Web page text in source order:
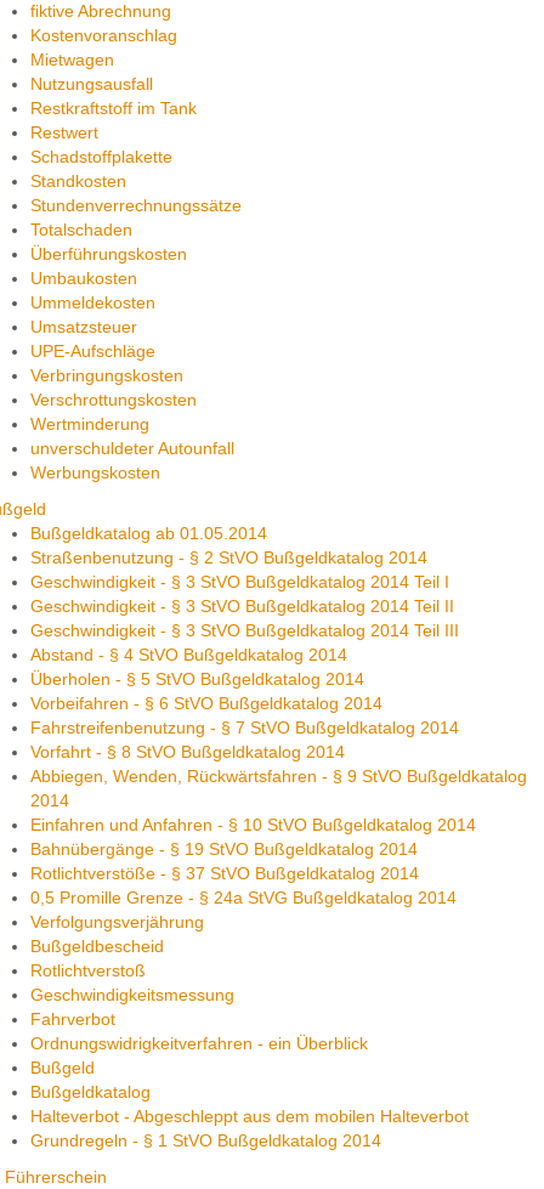
fiktive Abrechnung
Kostenvoranschlag
Mietwagen
Nutzungsausfall
Restkraftstoff im Tank
Restwert
Schadstoffplakette
Standkosten
Stundenverrechnungssätze
Totalschaden
Überführungskosten
Umbaukosten
Ummeldekosten
Umsatzsteuer
UPE-Aufschläge
Verbringungskosten
Verschrottungskosten
Wertminderung
unverschuldeter Autounfall
Werbungskosten
Bußgeldkatalog ab 01.05.2014
Straßenbenutzung - § 2 StVO Bußgeldkatalog 2014
Geschwindigkeit - § 3 StVO Bußgeldkatalog 2014 Teil I
Geschwindigkeit - § 3 StVO Bußgeldkatalog 2014 Teil II
Geschwindigkeit - § 3 StVO Bußgeldkatalog 2014 Teil III
Abstand - § 4 StVO Bußgeldkatalog 2014
Überholen - § 5 StVO Bußgeldkatalog 2014
Vorbeifahren - § 6 StVO Bußgeldkatalog 2014
Fahrstreifenbenutzung - § 7 StVO Bußgeldkatalog 2014
Vorfahrt - § 8 StVO Bußgeldkatalog 2014
Abbiegen, Wenden, Rückwärtsfahren - § 9 StVO Bußgeldkatalog
2014
Einfahren und Anfahren - § 10 StVO Bußgeldkatalog 2014
Bahnübergänge - § 19 StVO Bußgeldkatalog 2014
Rotlichtverstöße - § 37 StVO Bußgeldkatalog 2014
0,5 Promille Grenze - § 24a StVG Bußgeldkatalog 2014
Verfolgungsverjährung
Bußgeldbescheid
Rotlichtverstoß
Geschwindigkeitsmessung
Fahrverbot
Ordnungswidrigkeitverfahren - ein Überblick
Bußgeld
Bußgeldkatalog
Halteverbot - Abgeschleppt aus dem mobilen Halteverbot
Grundregeln - § 1 StVO Bußgeldkatalog 2014
Führerschein